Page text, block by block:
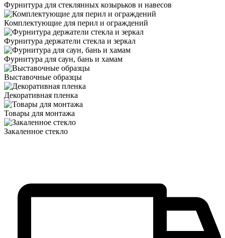
Фурнитура для стеклянных козырьков и навесов
Комплектующие для перил и ограждений
Фурнитура держатели стекла и зеркал
Фурнитура для саун, бань и хамам
Выставочные образцы
Декоративная пленка
Товары для монтажа
Закаленное стекло